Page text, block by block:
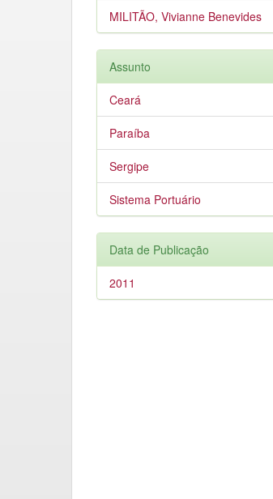
MILITÃO, Vivianne Benevides
Assunto
Ceará
Paraíba
Sergipe
Sistema Portuário
Data de Publicação
2011